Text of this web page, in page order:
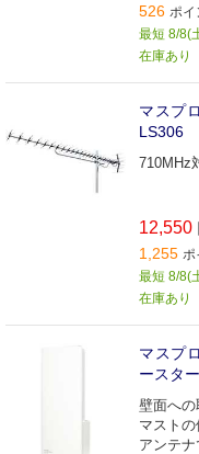
526 ポイ
最短 8/8(
在庫あり
マスプ
LS306
710MHz
12,550
1,255 ポ
最短 8/8(
在庫あり
マスプ
ースタ
壁面へ
マスト
アンテナ